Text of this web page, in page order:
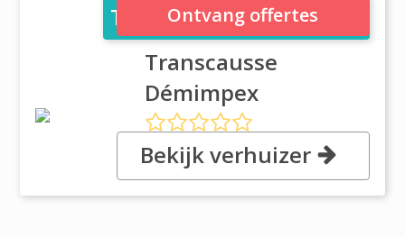
Transcausse Démimpex
Transcausse
Démimpex
, 521 chemin du littoral, 13322
Marseille
Ontvang offertes
Bekijk verhuizer